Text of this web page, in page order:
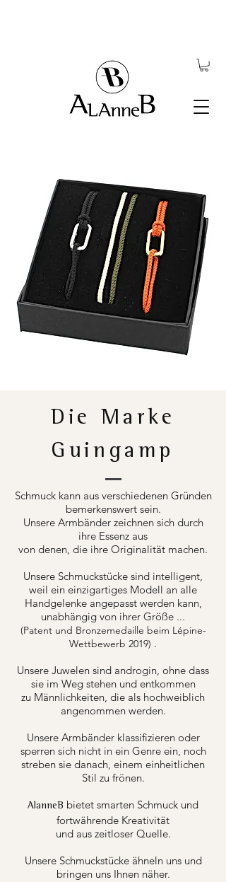
Die Marke
Guingamp
Schmuck kann aus verschiedenen Gründen
bemerkenswert sein.
Unsere Armbänder zeichnen sich durch
ihre Essenz aus
von denen, die ihre Originalität machen.
Unsere Schmuckstücke sind intelligent,
weil ein einzigartiges Modell an alle
Handgelenke angepasst werden kann,
unabhängig von ihrer Größe ...
(Patent und Bronzemedaille beim Lépine-
Wettbewerb 2019) .
Unsere Juwelen sind androgin, ohne dass
sie im Weg stehen und entkommen
zu Männlichkeiten, die als hochweiblich
angenommen werden.
Unsere Armbänder klassifizieren oder
sperren sich nicht in ein Genre ein, noch
streben sie danach, einem einheitlichen
Stil zu frönen.
AlanneB bietet smarten Schmuck und
fortwährende Kreativität
und aus zeitloser Quelle.
Unsere Schmuckstücke ähneln uns und
bringen uns Ihnen näher.